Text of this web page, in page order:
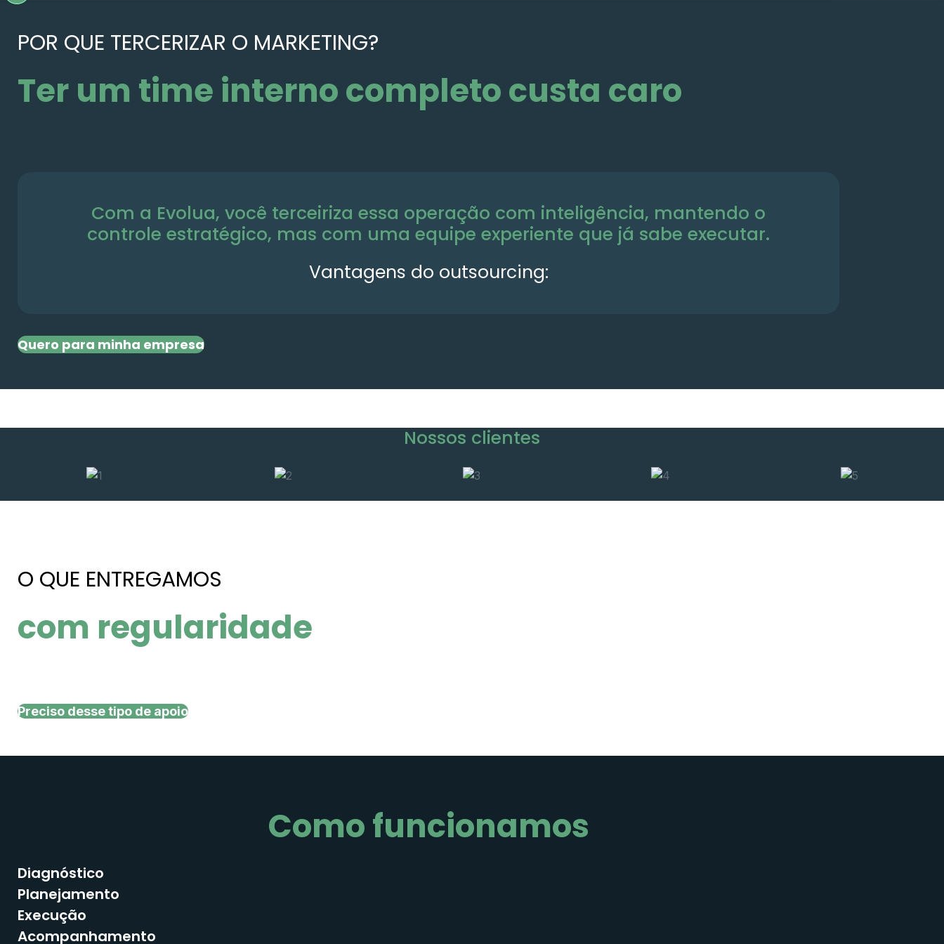
POR QUE TERCERIZAR O MARKETING?
Ter um time interno completo custa caro
Com a Evolua, você terceiriza essa operação com inteligência, mantendo o
controle estratégico, mas com uma equipe experiente que já sabe executar.
Vantagens do outsourcing:
Quero para minha empresa
Nossos clientes
O QUE ENTREGAMOS
com regularidade
Preciso desse tipo de apoio
Como funcionamos
Diagnóstico
Planejamento
Execução
Acompanhamento